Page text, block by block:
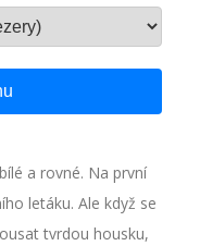
a rovné. Na první
letáku. Ale když se
tvrdou housku,